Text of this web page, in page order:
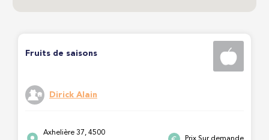
Fruits de saisons
Dirick Alain
Axhelière 37, 4500